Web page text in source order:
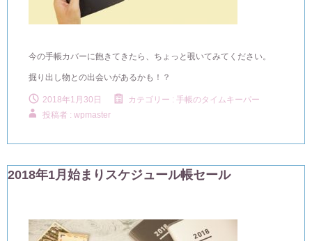
今の手帳カバーに飽きてきたら、ちょっと覗いてみてください。
掘り出し物との出会いがあるかも！？
2018年1月30日 カテゴリー : 手帳のタイムキーパー
投稿者 : wpmaster
2018年1月始まりスケジュール帳セール